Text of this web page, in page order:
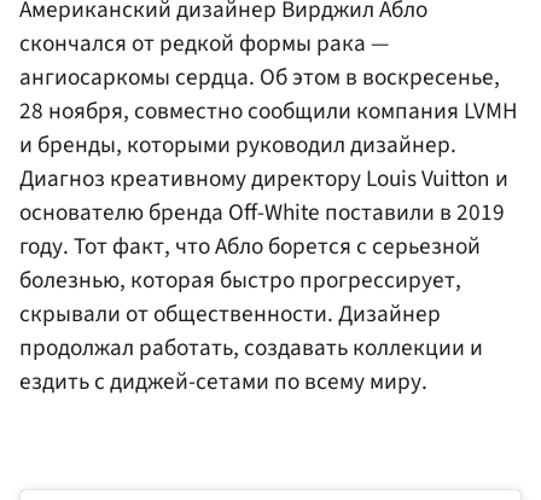
Американский дизайнер Вирджил Абло
скончался от редкой формы рака —
ангиосаркомы сердца. Об этом в воскресенье,
28 ноября, совместно сообщили компания LVMH
и бренды, которыми руководил дизайнер.
Диагноз креативному директору Louis Vuitton и
основателю бренда Off-White поставили в 2019
году. Тот факт, что Абло борется с серьезной
болезнью, которая быстро прогрессирует,
скрывали от общественности. Дизайнер
продолжал работать, создавать коллекции и
ездить с диджей-сетами по всему миру.